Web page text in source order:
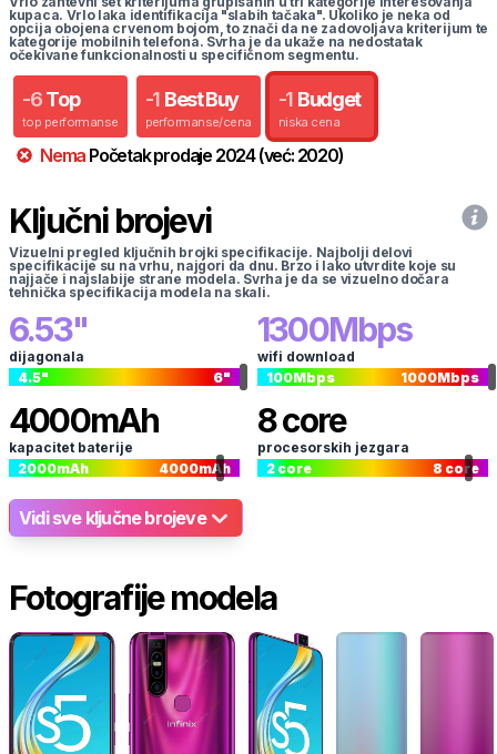
kupaca. Vrlo laka identifikacija "slabih tačaka". Ukoliko je neka od
opcija obojena crvenom bojom, to znači da ne zadovoljava kriterijum te
kategorije mobilnih telefona. Svrha je da ukaže na nedostatak
očekivane funkcionalnosti u specifičnom segmentu.
-6 Top
top performanse
-1 Best Buy
performanse/cena
-1 Budget
niska cena
Nema Početak prodaje 2024(već: 2020)
Ključni brojevi
Vizuelni pregled ključnih brojki specifikacije. Najbolji delovi
specifikacije su na vrhu, najgori da dnu. Brzo i lako utvrdite koje su
najjače i najslabije strane modela. Svrha je da se vizuelno dočara
tehnička specifikacija modela na skali.
6.53"
dijagonala
4.5" 6"
1300Mbps
wifi download
100Mbps 1000Mbps
4000mAh
kapacitet baterije
2000mAh 4000mAh
8core
procesorskih jezgara
2 core 8 core
Vidi sve ključne brojeve
Fotografije modela